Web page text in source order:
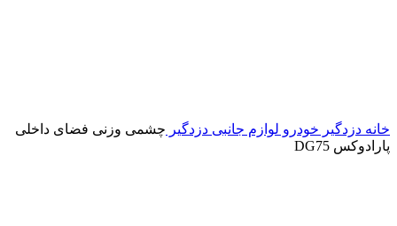
خانه دزدگیر خودرو لوازم جانبی دزدگیر چشمی وزنی فضای داخلی
پارادوکس DG75